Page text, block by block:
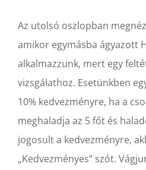
Az utolsó oszlopban
amikor egymásba ágyazott
alkalmazzunk, mert egy
vizsgálathoz. Esetünkben
10% kedvezményre, ha a
meghaladja az 5 főt és
jogosult a kedvezményre,
„Kedvezményes” szót.